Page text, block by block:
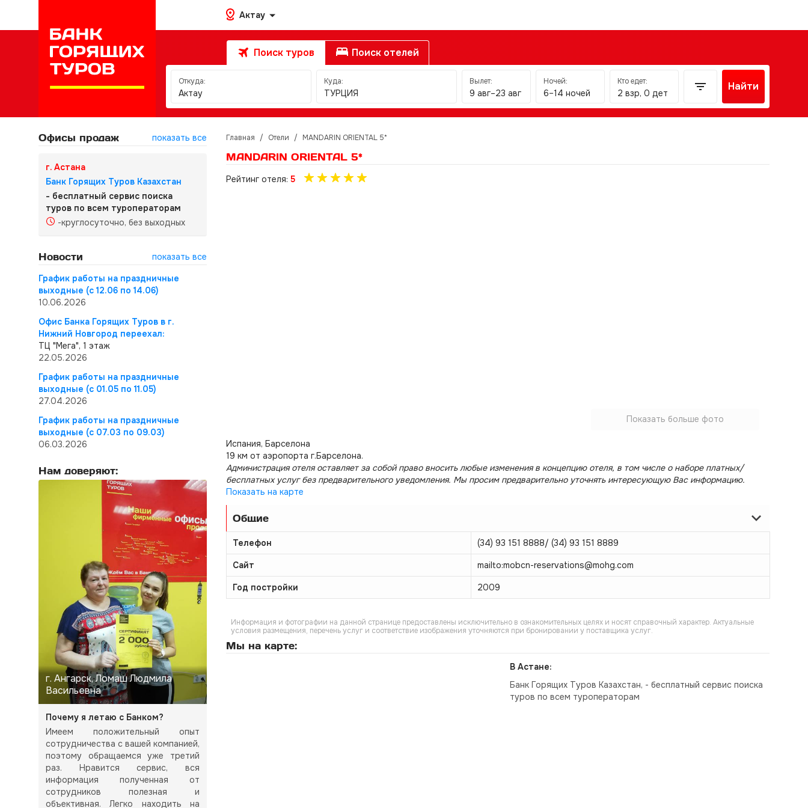
Актау
Поиск туров Поиск отелей
Откуда:
Актау
Куда:
ТУРЦИЯ
Вылет:
9 авг–23 авг
Ночей:
6–14 ночей
Кто едет:
2 взр, 0 дет
Найти
Офисы продаж показать все
г. Астана
Банк Горящих Туров Казахстан
- бесплатный сервис поиска
туров по всем туроператорам
-круглосуточно, без выходных
Новости
показать все
График работы на праздничные
выходные (с 12.06 по 14.06)
10.06.2026
Офис Банка Горящих Туров в г.
Нижний Новгород переехал:
ТЦ "Мега", 1 этаж
22.05.2026
График работы на праздничные
выходные (с 01.05 по 11.05)
27.04.2026
График работы на праздничные
выходные (с 07.03 по 09.03)
06.03.2026
Нам доверяют:
г. Ангарск, Ломаш Людмила
Васильевна
Почему я летаю с Банком?
Имеем положительный опыт
сотрудничества с вашей компанией,
поэтому обращаемся уже третий
раз. Нравится сервис, вся
информация полученная от
сотрудников полезная и
объективная. Легко находить на
Главная / Отели / MANDARIN ORIENTAL 5*
MANDARIN ORIENTAL 5*
Рейтинг отеля: 5
Показать больше фото
Испания, Барселона
19 км от аэропорта г.Барселона.
Администрация отеля оставляет за собой право вносить любые изменения в концепцию отеля, в том числе о наборе платных/
бесплатных услуг без предварительного уведомления. Мы просим предварительно уточнять интересующую Вас информацию.
Показать на карте
Общие
Телефон (34) 93 151 8888/ (34) 93 151 8889
Сайт mailto:mobcn-reservations@mohg.com
Год постройки 2009
Информация и фотографии на данной странице предоставлены исключительно в ознакомительных целях и носят справочный характер. Актуальные
условия размещения, перечень услуг и соответствие изображения уточняются при бронировании у поставщика услуг.
Мы на карте:
В Астане:
Банк Горящих Туров Казахстан, - бесплатный сервис поиска
туров по всем туроператорам